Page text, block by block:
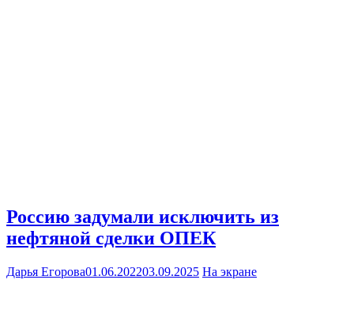
Россию задумали исключить из
нефтяной сделки ОПЕК
Дарья Егорова01.06.202203.09.2025 На экране